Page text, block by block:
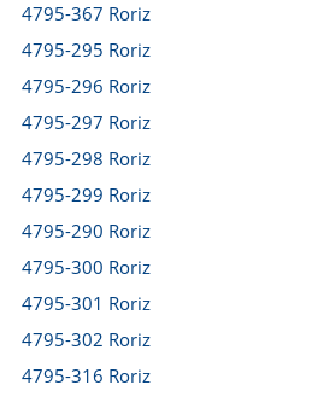
4795-367 Roriz
4795-295 Roriz
4795-296 Roriz
4795-297 Roriz
4795-298 Roriz
4795-299 Roriz
4795-290 Roriz
4795-300 Roriz
4795-301 Roriz
4795-302 Roriz
4795-316 Roriz